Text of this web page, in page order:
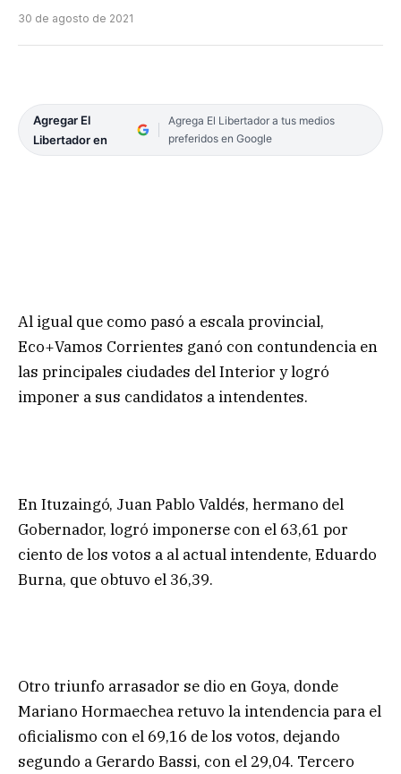
30 de agosto de 2021
Agregar El
Libertador en
Agrega El Libertador a tus medios
preferidos en Google
Al igual que como pasó a escala provincial,
Eco+Vamos Corrientes ganó con contundencia en
las principales ciudades del Interior y logró
imponer a sus candidatos a intendentes.
En Ituzaingó, Juan Pablo Valdés, hermano del
Gobernador, logró imponerse con el 63,61 por
ciento de los votos a al actual intendente, Eduardo
Burna, que obtuvo el 36,39.
Otro triunfo arrasador se dio en Goya, donde
Mariano Hormaechea retuvo la intendencia para el
oficialismo con el 69,16 de los votos, dejando
segundo a Gerardo Bassi, con el 29,04. Tercero